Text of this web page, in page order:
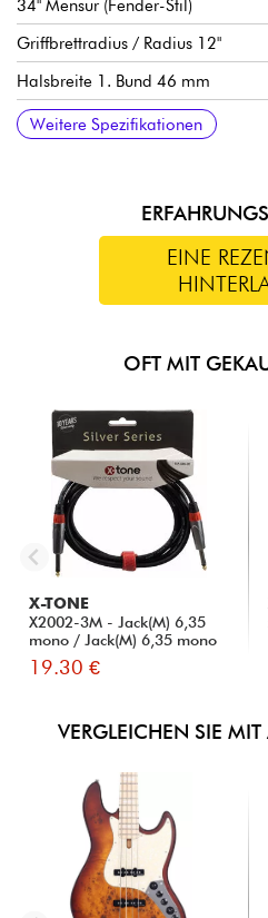
34" Mensur (Fender-Stil)
Griffbrettradius / Radius 12"
Halsbreite 1. Bund 46 mm
Tonabnehmer Sire Super-PJ
Sire Marcus Heritage-3 Preamp,
über 2x 9v Batterien)
Lautstärke
Ton (konzentrisches Potentiometer)
Balance der Mikrofone
Höhen
Mitten / Mittenfrequenz
Bass
Mini-Schalter (aktive / passive
Sire Marcus Miller Modern-S Bass
Sire Premium Light Weight Open
Knochensattel
Hochglanz Korpus Finish
Satin Hals Finish
Weitere Spezifikationen
EINE
OFT MIT
X-TONE
X2002-3M - Jack(M) 6,35
mono / Jack(M) 6,35 mono
S...
19.30 €
VERGLEICHEN SIE